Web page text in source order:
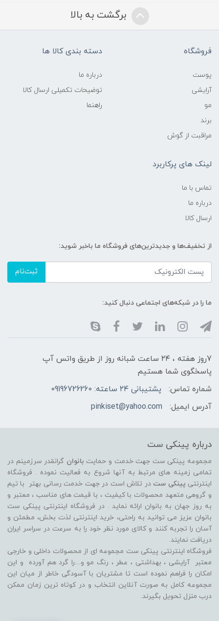
برگشت به بالا
فروشگاه
پوست
آرایشی
مو
برند
مراقبت از گوش
دسته بندی کالا ها
درباره ما
توضیحات تکمیلی ارسال کالا
راهنما
لینک های پرکاربرد
تماس با ما
درباره ما
ارسال کالا
از تخفیف‌ها و جدیدترین‌های فروشگاه ما باخبر شوید:
ثبت‌نام
ما را در شبکه‌های اجتماعی دنبال کنید:
7روز هفته ، ۲۴ ساعت شبانه‌ روز از طریق واتس آپ
پاسخگوی شما هستیم
شماره تماس:
پشتیبانی ۲۴ ساعته: 09196726260
آدرس ایمیل:
pinkiset@yahoo.com
درباره پینکی ست
مجموعه پینکی ست جهت خدمت و حمایت بانوان گرانقدر سرزمینم در
تمامی زمینه های مرتبط به آنها شروع به فعالیت نموده . فروشگاه
اینترنتی پینکی ست در تلاش است در جهت خدمت رسانی بهتر با تیم
و گروهی متعهد محصولات با کیفیت ، با قیمت های مناسب ، معتبر و
به روز جهان به بانوان ارائه نماید . در فروشگاه اینترنتی پینکی ست
بانوان عزیز می توانيد به راحتی، خرید اینترنتی لذت بخش، مطمئن و
آسان را تجربه کنند و کالای مورد نظر خود را به سرعت در سراسر ایران
دریافت نمایند.
فروشگاه اینترنتی پینکی ست مجموعه ای از محصولات داخلی و خارجی
معتبر آرایشی ، بهداشتی ، عطر ، رنگ مو و....را گرد هم آورده و اين
امکان را فراهم نموده است تا مشتريان با آسودگی خاطر از ميان اين
مجموعه کامل به صورت آنلاين انتخاب و در کوتاه ترين زمان ممکن
درب منزل تحویل بگیرند.